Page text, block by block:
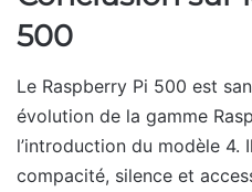
500
Le Raspberry Pi 500 est
évolution de la gamme
l’introduction du modèle 4.
compacité, silence et